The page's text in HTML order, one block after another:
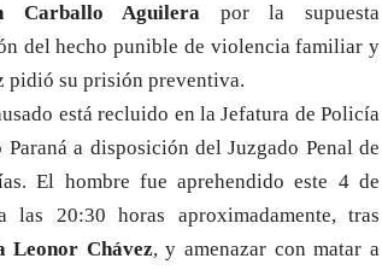
Carballo Aguilera por la supuesta
del hecho punible de violencia familiar y
pidió su prisión preventiva.
está recluido en la Jefatura de Policía
Paraná a disposición del Juzgado Penal de
El hombre fue aprehendido este 4 de
las 20:30 horas aproximadamente, tras
Leonor Chávez, y amenazar con matar a